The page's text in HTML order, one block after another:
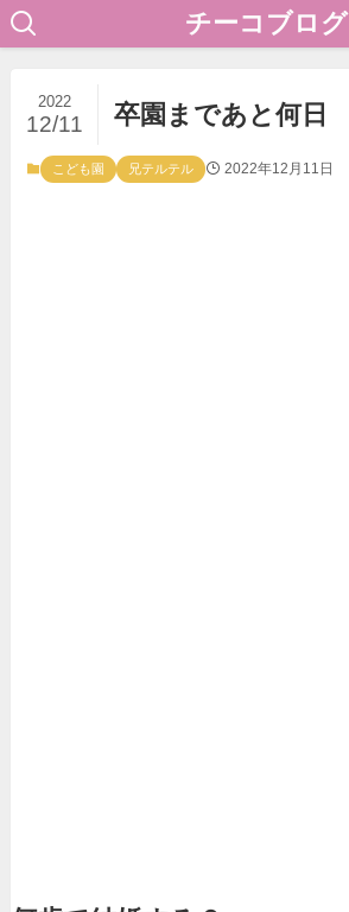
チーコブログ
卒園まであと何日
2022
12/11
こども園 兄テルテル 2022年12月11日